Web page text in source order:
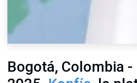
Bogotá, Colombia -